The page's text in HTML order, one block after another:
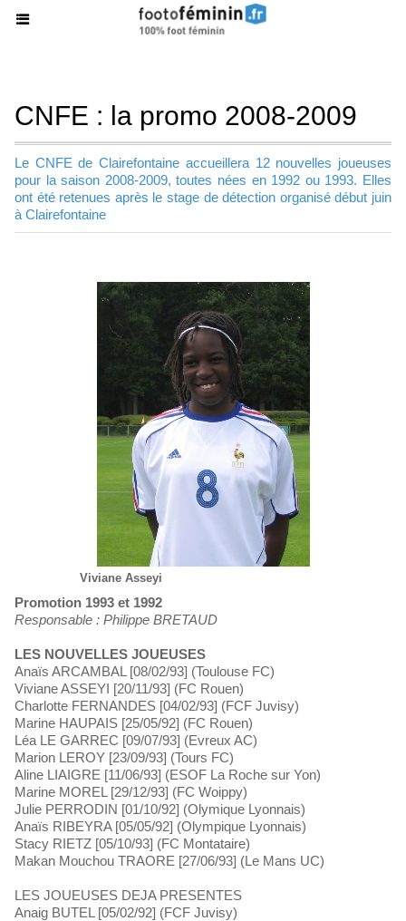
CNFE : la promo 2008-2009
Le CNFE de Clairefontaine accueillera 12 nouvelles joueuses
pour la saison 2008-2009, toutes nées en 1992 ou 1993. Elles
ont été retenues après le stage de détection organisé début juin
à Clairefontaine
Viviane Asseyi
Promotion 1993 et 1992
Responsable : Philippe BRETAUD
LES NOUVELLES JOUEUSES
Anaïs ARCAMBAL [08/02/93] (Toulouse FC)
Viviane ASSEYI [20/11/93] (FC Rouen)
Charlotte FERNANDES [04/02/93] (FCF Juvisy)
Marine HAUPAIS [25/05/92] (FC Rouen)
Léa LE GARREC [09/07/93] (Evreux AC)
Marion LEROY [23/09/93] (Tours FC)
Aline LIAIGRE [11/06/93] (ESOF La Roche sur Yon)
Marine MOREL [29/12/93] (FC Woippy)
Julie PERRODIN [01/10/92] (Olymique Lyonnais)
Anaïs RIBEYRA [05/05/92] (Olympique Lyonnais)
Stacy RIETZ [05/10/93] (FC Montataire)
Makan Mouchou TRAORE [27/06/93] (Le Mans UC)
LES JOUEUSES DEJA PRESENTES
Anaig BUTEL [05/02/92] (FCF Juvisy)